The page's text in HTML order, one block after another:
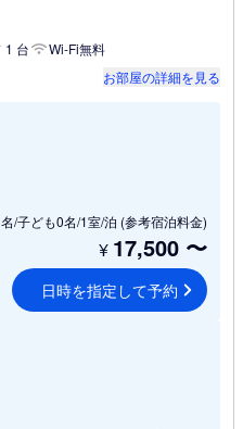
1 台
Wi-Fi無料
お部屋の詳細を見る
/子ども0名/1室/泊 (参考宿泊料金)
¥ 17,500 〜
日時を指定して予約